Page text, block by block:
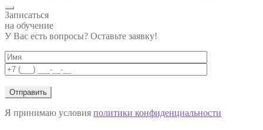
Записаться
на обучение
У Вас есть вопросы? Оставьте заявку!
Я принимаю условия политики конфиденциальности